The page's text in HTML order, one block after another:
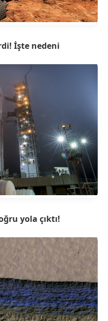
İşte nedeni
yola çıktı!